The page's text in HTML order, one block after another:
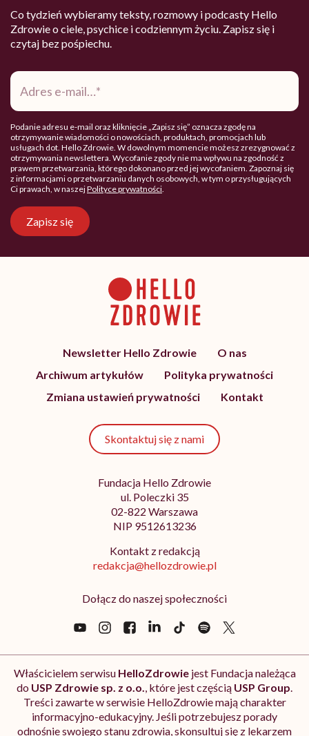
Co tydzień wybieramy teksty, rozmowy i podcasty Hello
Zdrowie o ciele, psychice i codziennym życiu. Zapisz się i
czytaj bez pośpiechu.
Adres
mail*
Podanie adresu e-mail oraz kliknięcie „Zapisz się” oznacza zgodę na
otrzymywanie wiadomości o nowościach, produktach, promocjach lub
usługach dot. Hello Zdrowie. W dowolnym momencie możesz zrezygnować z
otrzymywania newslettera. Wycofanie zgody nie ma wpływu na zgodność z
prawem przetwarzania, którego dokonano przed jej wycofaniem. Zapoznaj się
z informacjami o przetwarzaniu danych osobowych, w tym o przysługujących
Ci prawach, w naszejPolityce prywatności.
Zapisz się
Newsletter Hello Zdrowie
O nas
Archiwum artykułów
Polityka prywatności
Zmiana ustawień prywatności
Kontakt
Skontaktuj się z nami
Fundacja Hello Zdrowie
ul. Poleczki 35
02-822 Warszawa
NIP 9512613236
Kontakt z redakcją
redakcja@hellozdrowie.pl
Dołącz do naszej społeczności
Właścicielem serwisu HelloZdrowiejest Fundacja należąca
do USP Zdrowie sp. z o.o., które jest częścią USP Group.
Treści zawarte w serwisie HelloZdrowie mają charakter
informacyjno-edukacyjny. Jeśli potrzebujesz porady
odnośnie swojego stanu zdrowia, skonsultuj się z lekarzem